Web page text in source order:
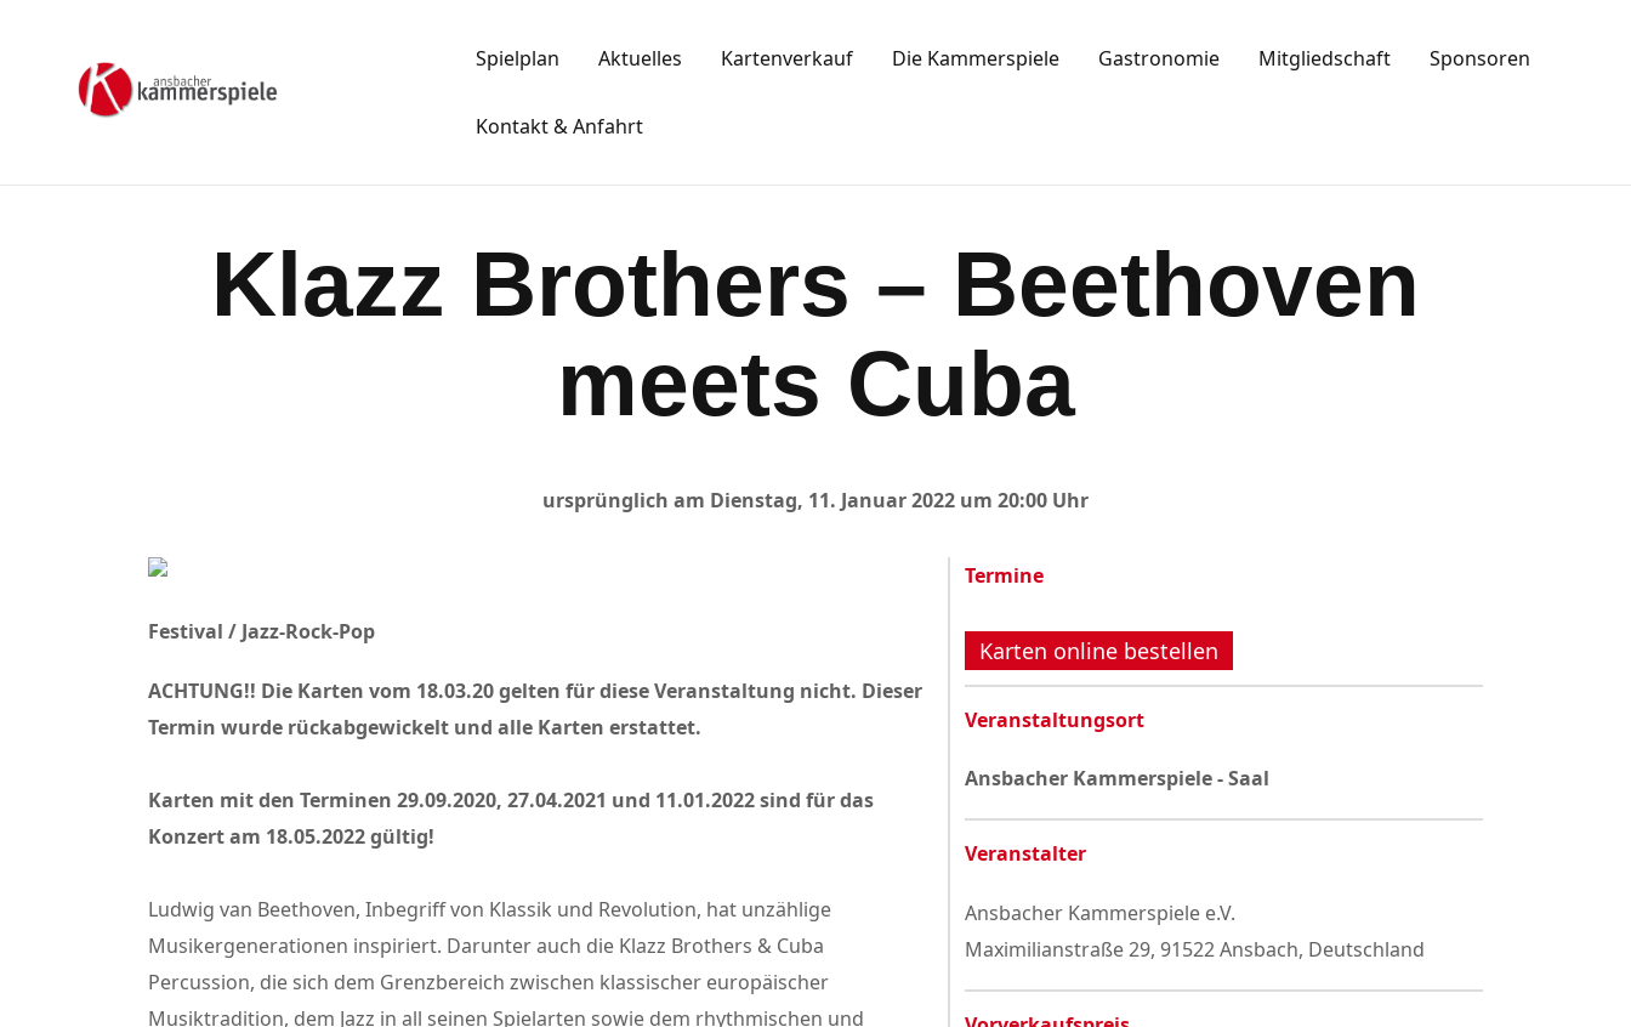
Spielplan Aktuelles Kartenverkauf Die Kammerspiele Gastronomie Mitgliedschaft Sponsoren
Kontakt & Anfahrt
Klazz Brothers – Beethoven
meets Cuba
Kartenkauf
Mitgliedschaft
Gastronomie
Sponsoren
Impressum
Datenschutzerklärung
ursprünglich am Dienstag, 11. Januar 2022 um 20:00 Uhr
Festival / Jazz-Rock-Pop
ACHTUNG!! Die Karten vom 18.03.20 gelten für diese Veranstaltung nicht. Dieser
Termin wurde rückabgewickelt und alle Karten erstattet.
Karten mit den Terminen 29.09.2020, 27.04.2021 und 11.01.2022 sind für das
Konzert am 18.05.2022 gültig!
Ludwig van Beethoven, Inbegriff von Klassik und Revolution, hat unzählige
Musikergenerationen inspiriert. Darunter auch die Klazz Brothers & Cuba
Percussion, die sich dem Grenzbereich zwischen klassischer europäischer
Musiktradition, dem Jazz in all seinen Spielarten sowie dem rhythmischen und
Termine
Karten online bestellen
Veranstaltungsort
Ansbacher Kammerspiele - Saal
Veranstalter
Ansbacher Kammerspiele e.V.
Maximilianstraße 29, 91522 Ansbach, Deutschland